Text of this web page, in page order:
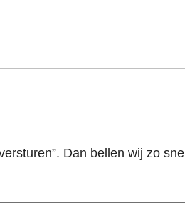
Dan bellen wij zo snel